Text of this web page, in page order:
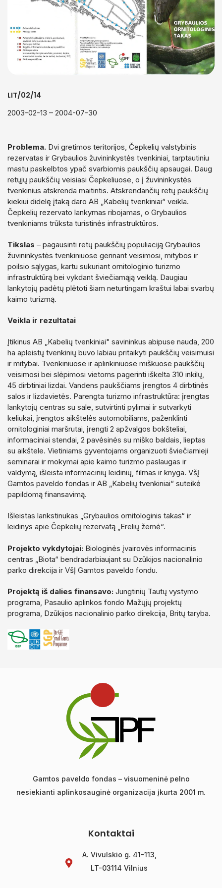
Aplinkosauginių leidinių rengimas ir leidyba
Turizmo leidiniai
Gamtos albumai
Pamokos gamtoje
LIT/02/14
2003-02-13 – 2004-07-30
Problema. Dvi gretimos teritorijos, Čepkelių valstybinis
rezervatas ir Grybaulios žuvininkystės tvenkiniai, tarptautiniu
mastu paskelbtos ypač svarbiomis paukščių apsaugai. Daug
retųjų paukščių veisiasi Čepkeliuose, o į žuvininkystės
tvenkinius atskrenda maitintis. Atskrendančių retų paukščių
kiekiui didelę įtaką daro AB „Kabelių tvenkiniai“ veikla.
Čepkelių rezervato lankymas ribojamas, o Grybaulios
tvenkiniams trūksta turistinės infrastruktūros.
Tikslas – pagausinti retų paukščių populiaciją Grybaulios
žuvininkystės tvenkiniuose gerinant veisimosi, mitybos ir
poilsio sąlygas, kartu sukuriant ornitologinio turizmo
infrastruktūrą bei vykdant šviečiamąją veiklą. Daugiau
lankytojų padėtų plėtoti šiam neturtingam kraštui labai svarbų
kaimo turizmą.
Veikla ir rezultatai
Įtikinus AB „Kabelių tvenkiniai" savininkus abipuse nauda, 200
ha apleistų tvenkinių buvo labiau pritaikyti paukščių veisimuisi
ir mitybai. Tvenkiniuose ir aplinkiniuose miškuose paukščių
veisimosi bei slėpimosi vietoms pagerinti iškelta 310 inkilų,
45 dirbtiniai lizdai. Vandens paukščiams įrengtos 4 dirbtinės
salos ir lizdavietės. Parengta turizmo infrastruktūra: įrengtas
lankytojų centras su sale, sutvirtinti pylimai ir sutvarkyti
keliukai, įrengtos aikštelės automobiliams, paženklinti
ornitologiniai maršrutai, įrengti 2 apžvalgos bokšteliai,
informaciniai stendai, 2 pavėsinės su miško baldais, lieptas
su aikštele. Vietiniams gyventojams organizuoti šviečiamieji
seminarai ir mokymai apie kaimo turizmo paslaugas ir
valdymą, išleista informacinių leidinių, filmas ir knyga. VšĮ
Gamtos paveldo fondas ir AB „Kabelių tvenkiniai“ suteikė
papildomą finansavimą.
Išleistas lankstinukas „Grybaulios ornitologinis takas“ ir
leidinys apie Čepkelių rezervatą „Erelių žemė“.
Projekto vykdytojai: Biologinės įvairovės informacinis
centras „Biota“ bendradarbiaujant su Dzūkijos nacionalinio
parko direkcija ir VšĮ Gamtos paveldo fondu.
Projektą iš dalies finansavo: Jungtinių Tautų vystymo
programa, Pasaulio aplinkos fondo Mažųjų projektų
programa, Dzūkijos nacionalinio parko direkcija, Britų taryba.
Gamtos paveldo fondas – visuomeninė pelno
nesiekianti aplinkosauginė organizacija įkurta 2001 m.
Kontaktai
A. Vivulskio g. 41-113,
LT-03114 Vilnius